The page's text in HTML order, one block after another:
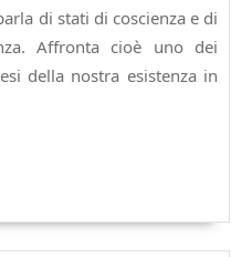
di stati di coscienza e di
Affronta cioè uno dei
della nostra esistenza in